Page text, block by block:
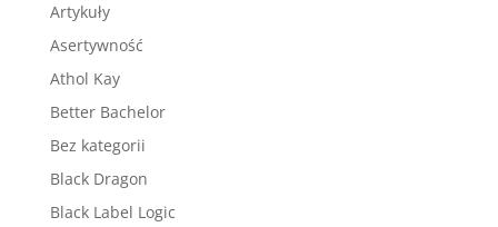
Artykuły
Asertywność
Athol Kay
Better Bachelor
Bez kategorii
Black Dragon
Black Label Logic